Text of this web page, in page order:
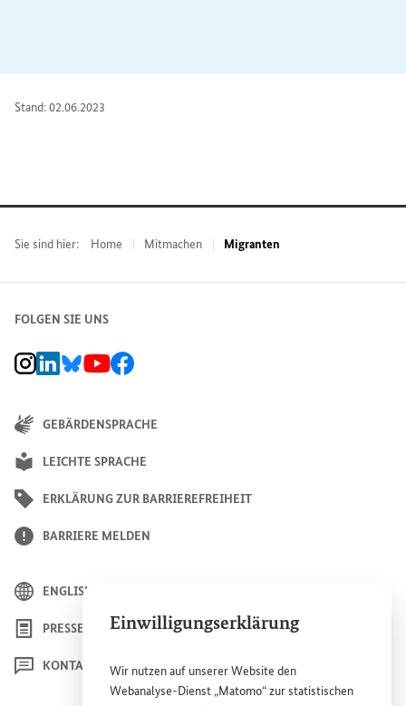
Einwilligungserklärung
Wir nutzen auf unsererWebsite den
Webanalyse-Dienst „Matomo“ zur statistischen
Stand: 02.06.2023
Sie sind hier: Home Mitmachen Migranten
FOLGEN SIE UNS
BMZ Instagram-Kanal, Externer Link
BMZ LinkedIn Unternehmensseite, Externer Link
BMZ Bluesky-Seite, Externer Link
BMZ Youtube-Kanal, Externer Link
BMZ Facebook-Seite, Externer Link
GEBÄRDENSPRACHE
LEICHTE SPRACHE
ERKLÄRUNG ZUR BARRIEREFREIHEIT
BARRIERE MELDEN
ENGLISH
PRESSE
KONTAKT